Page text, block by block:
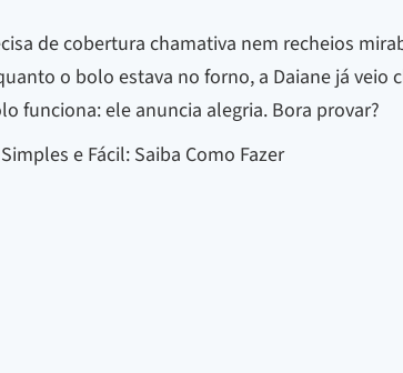
de cobertura chamativa nem recheios
o bolo estava no forno, a Daiane já veio
funciona: ele anuncia alegria. Bora provar?
e Fácil: Saiba Como Fazer